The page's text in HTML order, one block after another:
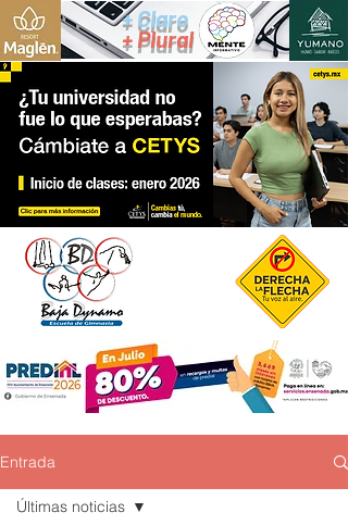
+ Claro
+ Plural
Entrada
Últimas noticias